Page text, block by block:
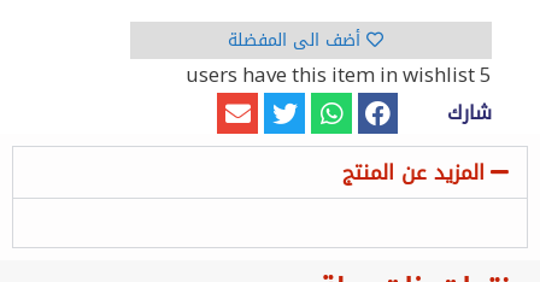
أضف الى المفضلة
5 users
have this item in wishlist
شارك
المزيد عن المنتج